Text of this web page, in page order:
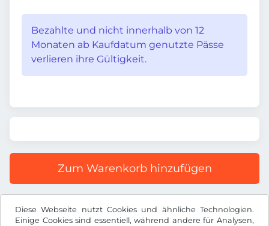
Diese Webseite nutzt Cookies und ähnliche Technologien.
Einige Cookies sind essentiell, während andere für Analysen,
Bezahlte und nicht innerhalb von 12
Monaten ab Kaufdatum genutzte Pässe
verlieren ihre Gültigkeit.
Zum Warenkorb hinzufügen
Alle Preise inkl. gesetzlicher MwSt.